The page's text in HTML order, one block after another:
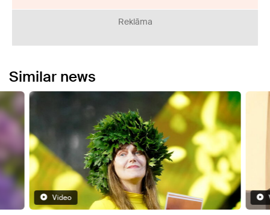
Reklāma
Similar news
Video